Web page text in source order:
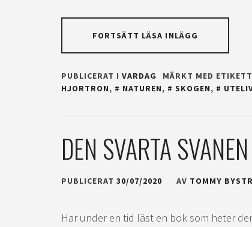
FORTSÄTT LÄSA INLÄGG
PUBLICERAT I VARDAG MÄRKT MED
HJORTRON, NATUREN, SKOGEN,
DEN SVARTA SVANEN
PUBLICERAT 30/07/2020 AV TOMMY
Har under en tid läst en bok som heter